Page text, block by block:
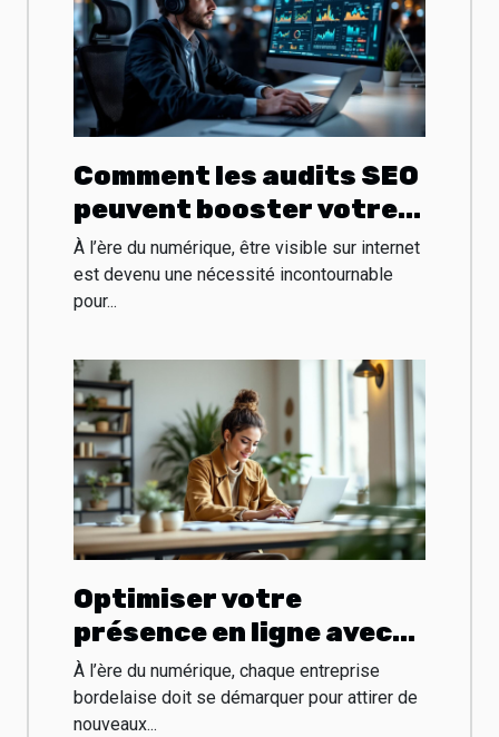
Comment les audits SEO
peuvent booster votre
présence en ligne ?
À l’ère du numérique, être visible sur internet
est devenu une nécessité incontournable
pour...
Optimiser votre
présence en ligne avec
un consultant SEO à
Bordeaux
À l’ère du numérique, chaque entreprise
bordelaise doit se démarquer pour attirer de
nouveaux...